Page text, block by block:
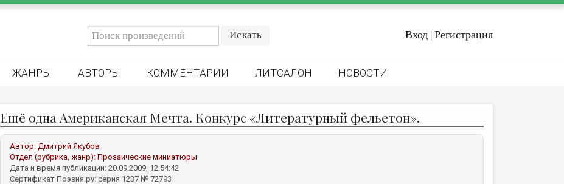
Вход | Регистрация
ЖАНРЫ АВТОРЫ КОММЕНТАРИИ ЛИТСАЛОН НОВОСТИ
Ещё одна Американская Мечта. Конкурс «Литературный фельетон».
Автор: Дмитрий Якубов
Отдел (рубрика, жанр): Прозаические миниатюры
Дата и время публикации: 20.09.2009, 12:54:42
Сертификат Поэзия.ру: серия 1237 № 72793